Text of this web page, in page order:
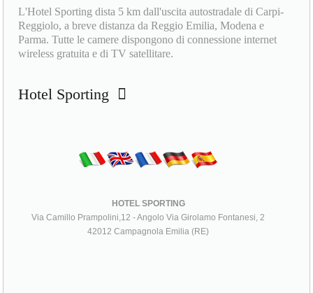
L'Hotel Sporting dista 5 km dall'uscita autostradale di Carpi-
Reggiolo, a breve distanza da Reggio Emilia, Modena e
Parma. Tutte le camere dispongono di connessione internet
wireless gratuita e di TV satellitare.
Hotel Sporting
HOTEL SPORTING
Via Camillo Prampolini,12 - Angolo Via Girolamo Fontanesi, 2
42012 Campagnola Emilia (RE)